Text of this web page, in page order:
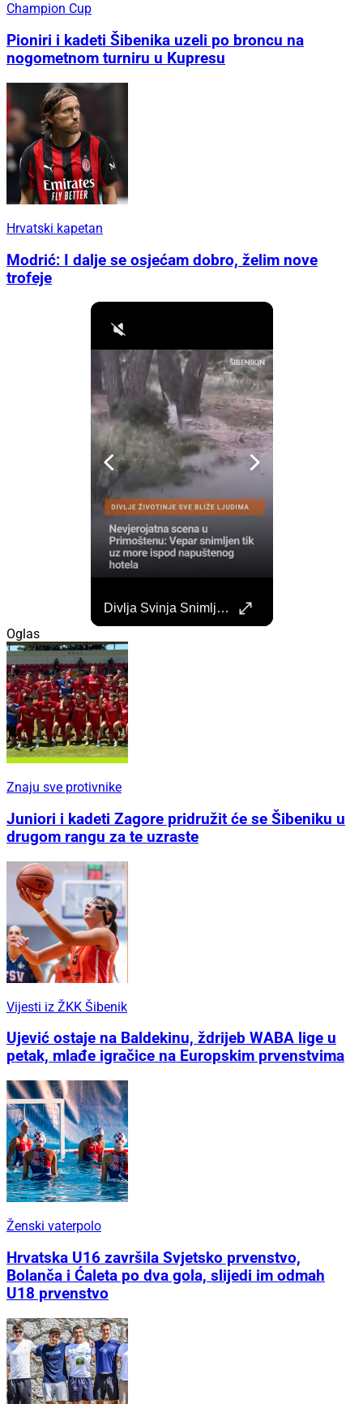
Champion Cup
Pioniri i kadeti Šibenika uzeli po broncu na
nogometnom turniru u Kupresu
Hrvatski kapetan
Modrić: I dalje se osjećam dobro, želim nove
trofeje
Divlja Svinja Snimljena Uz More U Primoštenu
Oglas
Znaju sve protivnike
Juniori i kadeti Zagore pridružit će se Šibeniku u
drugom rangu za te uzraste
Vijesti iz ŽKK Šibenik
Ujević ostaje na Baldekinu, ždrijeb WABA lige u
petak, mlađe igračice na Europskim prvenstvima
Ženski vaterpolo
Hrvatska U16 završila Svjetsko prvenstvo,
Bolanča i Ćaleta po dva gola, slijedi im odmah
U18 prvenstvo